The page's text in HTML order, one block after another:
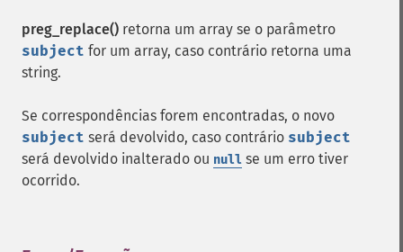
preg_replace() retorna um array se o parâmetro
subject for um array, caso contrário retorna uma
string.
Se correspondências forem encontradas, o novo
subject será devolvido, caso contrário subject
será devolvido inalterado ou null se um erro tiver
ocorrido.